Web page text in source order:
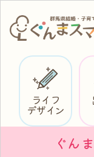
ライフ
デザイン
ぐん